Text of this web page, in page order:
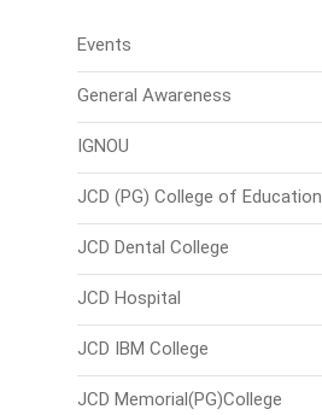
Events
General Awareness
IGNOU
JCD (PG) College of Education
JCD Dental College
JCD Hospital
JCD IBM College
JCD Memorial(PG)College